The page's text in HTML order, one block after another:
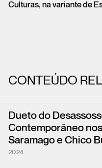
Culturas, na variante de
CONTEÚDO
Dueto do
Contemporâneo
Saramago e Chico
2024